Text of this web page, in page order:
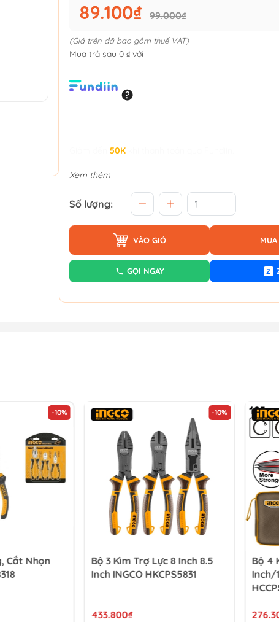
89.100₫ 99.000₫
(Giá trên đã bao gồm thuế VAT)
Mua trả sau 0 ₫ với
50K
Xem thêm
Số lượng:
VÀO GIỎ MUA
GỌI NGAY Z
-10%
Cắt Nhọn
-10%
Bộ 3 Kìm Trợ Lực 8 Inch 8.5
Inch INGCO HKCPS5831
433.800₫
Bộ 4
Inch/